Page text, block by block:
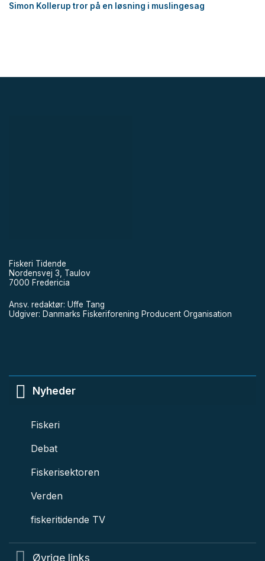
Simon Kollerup tror på en løsning i muslingesag
Fiskeri Tidende
Nordensvej 3, Taulov
7000 Fredericia
Ansv. redaktør: Uffe Tang
Udgiver: Danmarks Fiskeriforening Producent Organisation
Nyheder
Fiskeri
Debat
Fiskerisektoren
Verden
fiskeritidende TV
Øvrige links